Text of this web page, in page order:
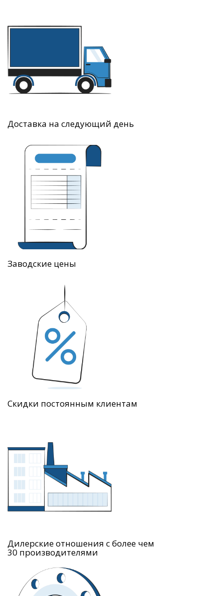
Доставка на следующий день
Заводские цены
Скидки постоянным клиентам
Дилерские отношения с более чем
30 производителями